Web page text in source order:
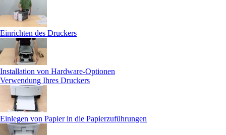
Einrichten des Druckers
Installation von Hardware-Optionen
Verwendung Ihres Druckers
Einlegen von Papier in die Papierzuführungen